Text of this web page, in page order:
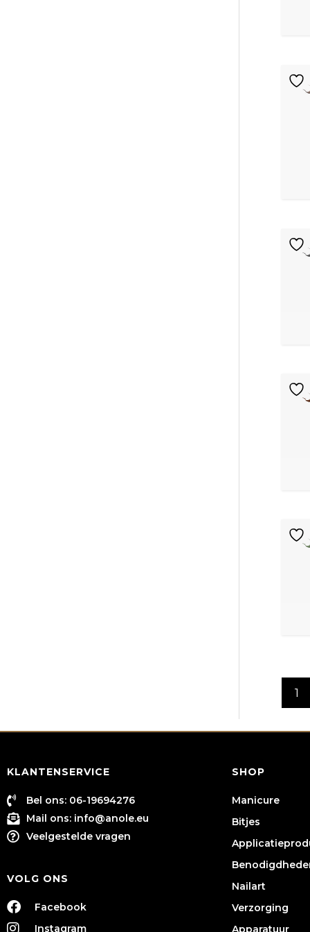
1
KLANTENSERVICE
Bel ons: 06-19694276
Mail ons: info@anole.eu
Veelgestelde vragen
VOLG ONS
Facebook
Instagram
SHOP
Manicure
Bitjes
Nailart
Verzorging
Apparatuur